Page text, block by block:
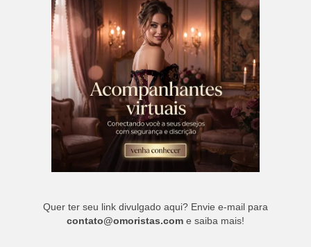
Quer ter seu link divulgado aqui? Envie e-mail para
contato@omoristas.com e saiba mais!